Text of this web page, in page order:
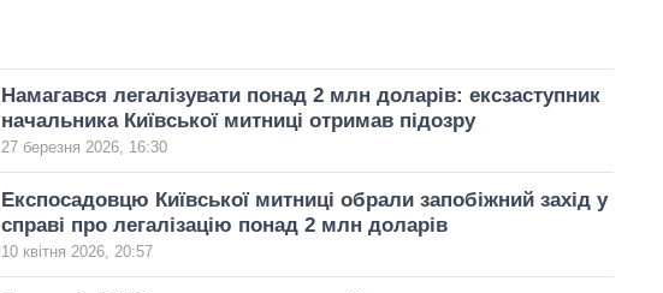
Намагався легалізувати понад 2 млн доларів: ексзаступник
начальника Київської митниці отримав підозру
27 березня 2026, 16:30
Експосадовцю Київської митниці обрали запобіжний захід у
справі про легалізацію понад 2 млн доларів
10 квітня 2026, 20:57